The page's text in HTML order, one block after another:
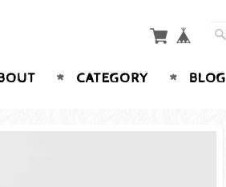
CATEGORY BLOG